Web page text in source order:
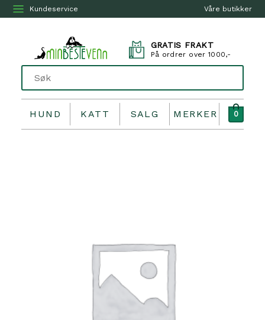
Våre butikker
Kundeservice
GRATIS FRAKT
På ordrer over 1000,-
HUND KATT SALG MERKER 0